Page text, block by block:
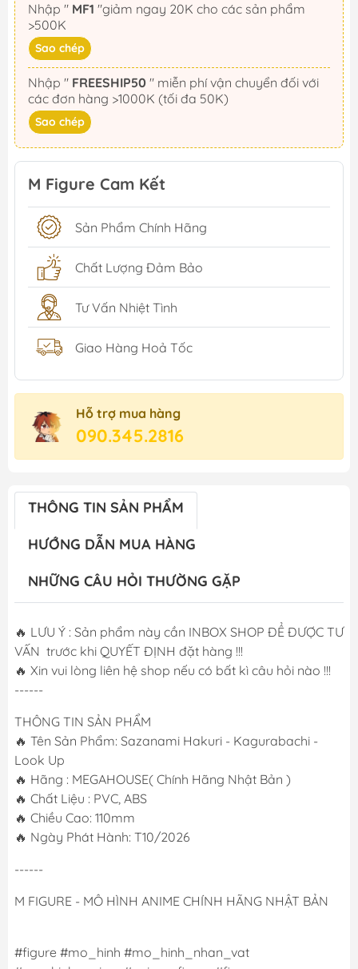
Nhập " MF1
>500K
Sao chép
Nhập " FREESHIP50
các đơn hàng >1000K (tối đa 50K)
Sao chép
M Figure Cam Kết
Sản Phẩm Chính Hãng
Chất Lượng Đảm Bảo
Tư Vấn Nhiệt Tình
Giao Hàng Hoả Tốc
Hỗ trợ mua hàng
090.345.2816
THÔNG TIN SẢN PHẨM
HƯỚNG DẪN MUA HÀNG
NHỮNG CÂU HỎI THƯỜNG GẶP
🔥 LƯU Ý : Sản phẩm này cần INBOX SHOP ĐỂ ĐƯỢC TƯ
VẤN trước khi QUYẾT ĐỊNH đặt hàng !!!
🔥 Xin vui lòng liên hệ shop nếu có bất kì câu hỏi nào !!!
------
THÔNG TIN SẢN PHẨM
🔥 Tên Sản Phẩm: Sazanami Hakuri - Kagurabachi -
Look Up
🔥 Hãng : MEGAHOUSE( Chính Hãng Nhật Bản )
🔥 Chất Liệu : PVC, ABS
🔥 Chiều Cao: 110mm
🔥 Ngày Phát Hành: T10/2026
------
M FIGURE - MÔ HÌNH ANIME CHÍNH HÃNG NHẬT BẢN
#figure #mo_hinh #mo_hinh_nhan_vat